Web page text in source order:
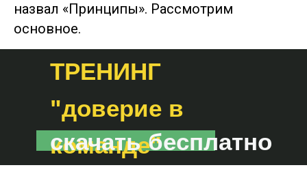
назвал «Принципы». Рассмотрим
основное.
ТРЕНИНГ
"доверие в
команде"
скачать бесплатно